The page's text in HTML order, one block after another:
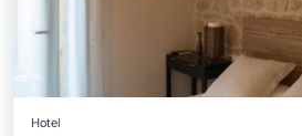
Hotel